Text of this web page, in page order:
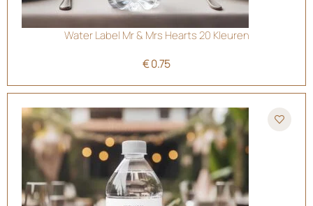
Water Label Mr & Mrs Hearts 20 Kleuren
€0.75